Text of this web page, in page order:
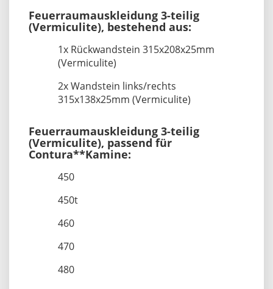
Feuerraumauskleidung 3-teilig
(Vermiculite), bestehend aus:
1x Rückwandstein 315x208x25mm
(Vermiculite)
2x Wandstein links/rechts
315x138x25mm (Vermiculite)
Feuerraumauskleidung 3-teilig
(Vermiculite), passend für
Contura**Kamine:
450
450t
460
470
480